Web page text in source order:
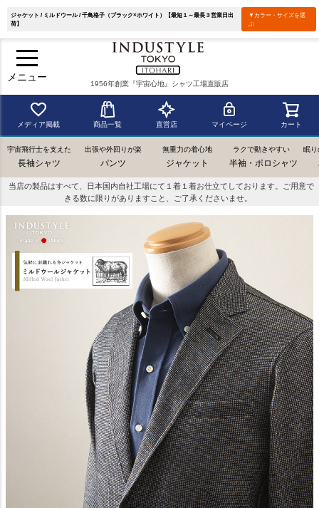
メニュー
1956年創業『宇宙心地』シャツ工場直販店
メディア掲載 商品一覧 直営店 マイページ カート
宇宙飛行士を支えた
長袖シャツ
出張や外回りが楽
パンツ
無重力の着心地
ジャケット
ラクで動きやすい
半袖・ポロシャツ
眠り
当店の製品はすべて、日本国内自社工場にて１着１着お仕立てしております。ご用意で
きる数に限りがありますこと、ご了承くださいませ。
ジャケット / ミルドウール / 千鳥格子（ブラック×ホワイト）【最短１～最長３営業日出
荷】
▼カラー・サイズを選
ぶ